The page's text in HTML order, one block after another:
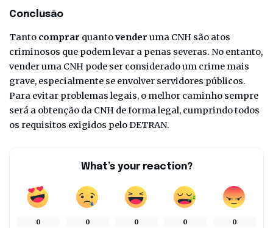
Conclusão
Tanto comprar quantovender uma CNH são atos
criminosos que podem levar a penas severas. No entanto,
vender uma CNH pode ser considerado um crime mais
grave, especialmente se envolver servidores públicos.
Para evitar problemas legais, o melhor caminho sempre
será a obtenção da CNH de forma legal, cumprindo todos
os requisitos exigidos pelo DETRAN.
What’s your reaction?
0 0 0 0 0